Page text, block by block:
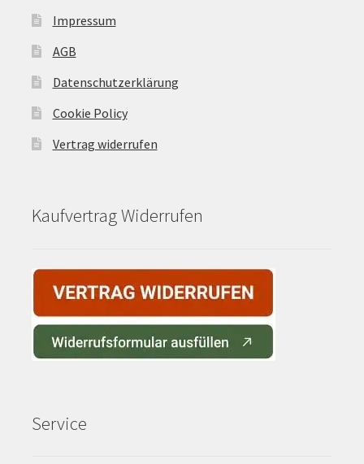
Impressum
AGB
Datenschutzerklärung
Cookie Policy
Vertrag widerrufen
Kaufvertrag Widerrufen
Service